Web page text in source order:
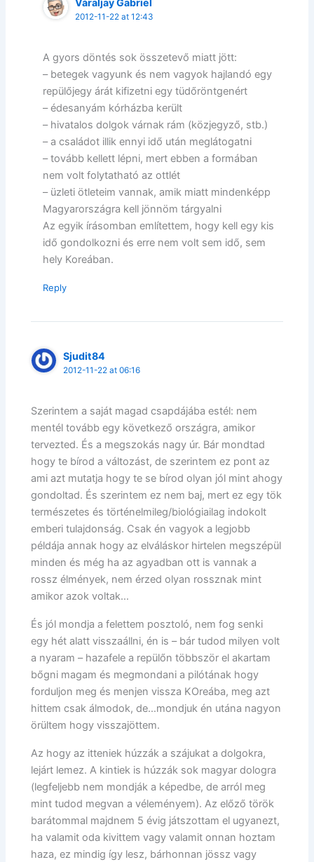
2012-11-22 at 12:43
A gyors döntés sok összetevő miatt jött:
– betegek vagyunk és nem vagyok hajlandó egy
repülőjegy árát kifizetni egy tüdőröntgenért
– édesanyám kórházba került
– hivatalos dolgok várnak rám (közjegyző, stb.)
– a családot illik ennyi idő után meglátogatni
– tovább kellett lépni, mert ebben a formában
nem volt folytatható az ottlét
– üzleti ötleteim vannak, amik miatt mindenképp
Magyarországra kell jönnöm tárgyalni
Az egyik írásomban említettem, hogy kell egy kis
idő gondolkozni és erre nem volt sem idő, sem
hely Koreában.
Reply
Sjudit84
2012-11-22 at 06:16
Szerintem a saját magad csapdájába estél: nem
mentél tovább egy következő országra, amikor
tervezted. És a megszokás nagy úr. Bár mondtad
hogy te bírod a változást, de szerintem ez pont az
ami azt mutatja hogy te se bírod olyan jól mint ahogy
gondoltad. És szerintem ez nem baj, mert ez egy tök
természetes és történelmileg/biológiailag indokolt
emberi tulajdonság. Csak én vagyok a legjobb
példája annak hogy az elváláskor hirtelen megszépül
minden és még ha az agyadban ott is vannak a
rossz élmények, nem érzed olyan rossznak mint
amikor azok voltak…
És jól mondja a felettem posztoló, nem fog senki
egy hét alatt visszaállni, én is – bár tudod milyen volt
a nyaram – hazafele a repülőn többször el akartam
bőgni magam és megmondani a pilótának hogy
forduljon meg és menjen vissza KOreába, meg azt
hittem csak álmodok, de…mondjuk én utána nagyon
örültem hogy visszajöttem.
Az hogy az itteniek húzzák a szájukat a dolgokra,
lejárt lemez. A kintiek is húzzák sok magyar dologra
(legfeljebb nem mondják a képedbe, de arról meg
mint tudod megvan a véleményem). Az előző török
barátommal majdnem 5 évig játszottam el ugyanezt,
ha valamit oda kivittem vagy valamit onnan hoztam
haza, ez mindig így lesz, bárhonnan jössz vagy